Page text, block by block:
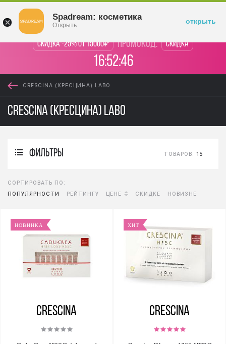
Скидка -25% от 15000₽ промокод: Скидка
16:52:46
CRESCINA (КРЕСЦИНА) LABO
Crescina (Кресцина) LABO
фильтры ТОВАРОВ: 15
СОРТИРОВАТЬ ПО:
ПОПУЛЯРНОСТИ
РЕЙТИНГУ ЦЕНЕ СКИДКЕ НОВИЗНЕ
НОВИНКА
Crescina
ХИТ
Crescina
Spadream: косметика
Открыть открыть